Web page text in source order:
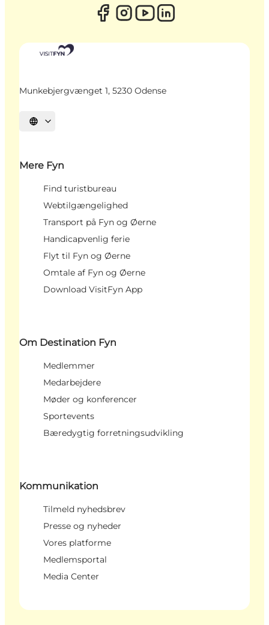
Munkebjergvænget 1, 5230 Odense
Vælg sprog
Mere Fyn
Find turistbureau
Webtilgængelighed
Transport på Fyn og Øerne
Handicapvenlig ferie
Flyt til Fyn og Øerne
Omtale af Fyn og Øerne
Download VisitFyn App
Om Destination Fyn
Medlemmer
Medarbejdere
Møder og konferencer
Sportevents
Bæredygtig forretningsudvikling
Kommunikation
Tilmeld nyhedsbrev
Presse og nyheder
Vores platforme
Medlemsportal
Media Center